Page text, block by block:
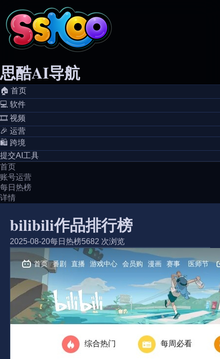
思酷AI导航
🏠️ 首页
💻️ 软件
🎞️ 视频
🎉 运营
🛍️ 跨境
提交AI工具
首页
账号运营
每日热榜
详情
bilibili作品排行榜
2025-08-20每日热榜5682 次浏览